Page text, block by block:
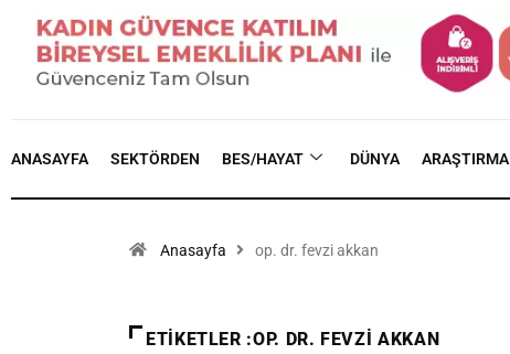
ANASAYFA SEKTÖRDEN BES/HAYAT DÜNYA ARAŞTIRMA
Anasayfa op. dr. fevzi akkan
ETIKETLER :OP. DR. FEVZI AKKAN